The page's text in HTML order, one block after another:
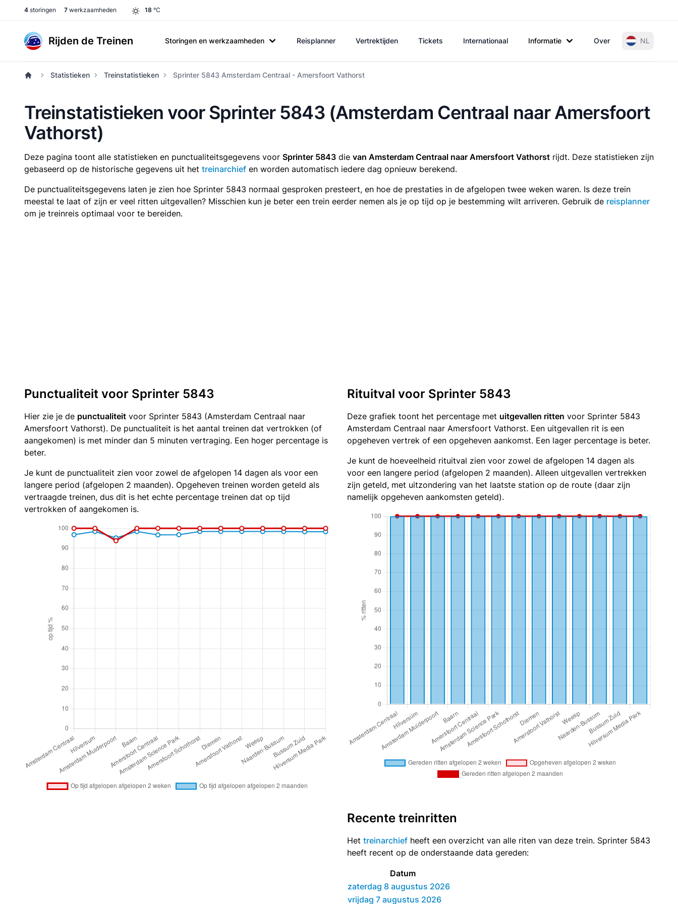
4 storingen 7 werkzaamheden 18 °C
Rijden de Treinen Storingen en werkzaamheden Reisplanner Vertrektijden Tickets Internationaal Informatie Over NL
Statistieken Treinstatistieken Sprinter 5843 Amsterdam Centraal - Amersfoort Vathorst
Treinstatistieken voor Sprinter 5843 (Amsterdam Centraal naar Amersfoort
Vathorst)
Deze pagina toont alle statistieken en punctualiteitsgegevens voor Sprinter 5843 die van Amsterdam Centraal naar Amersfoort Vathorst rijdt. Deze statistieken zijn
gebaseerd op de historische gegevens uit het treinarchief en worden automatisch iedere dag opnieuw berekend.
De punctualiteitsgegevens laten je zien hoe Sprinter 5843 normaal gesproken presteert, en hoe de prestaties in de afgelopen twee weken waren. Is deze trein
meestal te laat of zijn er veel ritten uitgevallen? Misschien kun je beter een trein eerder nemen als je op tijd op je bestemming wilt arriveren. Gebruik de reisplanner
om je treinreis optimaal voor te bereiden.
Punctualiteit voor Sprinter 5843
Hier zie je de punctualiteit voor Sprinter 5843 (Amsterdam Centraal naar
Amersfoort Vathorst). De punctualiteit is het aantal treinen dat vertrokken (of
aangekomen) is met minder dan 5 minuten vertraging. Een hoger percentage is
beter.
Je kunt de punctualiteit zien voor zowel de afgelopen 14 dagen als voor een
langere period (afgelopen 2 maanden). Opgeheven treinen worden geteld als
vertraagde treinen, dus dit is het echte percentage treinen dat op tijd
vertrokken of aangekomen is.
Rituitval voor Sprinter 5843
Deze grafiek toont het percentage met uitgevallen ritten voor Sprinter 5843
Amsterdam Centraal naar Amersfoort Vathorst. Een uitgevallen rit is een
opgeheven vertrek of een opgeheven aankomst. Een lager percentage is beter.
Je kunt de hoeveelheid rituitval zien voor zowel de afgelopen 14 dagen als
voor een langere period (afgelopen 2 maanden). Alleen uitgevallen vertrekken
zijn geteld, met uitzondering van het laatste station op de route (daar zijn
namelijk opgeheven aankomsten geteld).
Recente treinritten
Het treinarchief heeft een overzicht van alle riten van deze trein. Sprinter 5843
heeft recent op de onderstaande data gereden:
Datum
zaterdag 8 augustus 2026
vrijdag 7 augustus 2026